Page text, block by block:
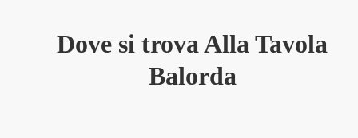
Dove si trova Alla Tavola
Balorda